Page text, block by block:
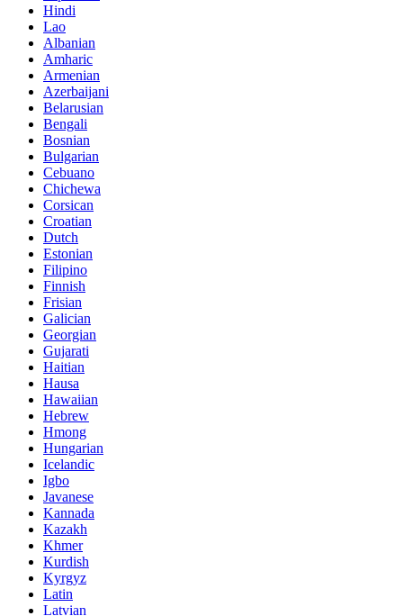
Hindi
Lao
Albanian
Amharic
Armenian
Azerbaijani
Belarusian
Bengali
Bosnian
Bulgarian
Cebuano
Chichewa
Corsican
Croatian
Dutch
Estonian
Filipino
Finnish
Frisian
Galician
Georgian
Gujarati
Haitian
Hausa
Hawaiian
Hebrew
Hmong
Hungarian
Icelandic
Igbo
Javanese
Kannada
Kazakh
Khmer
Kurdish
Kyrgyz
Latin
Latvian